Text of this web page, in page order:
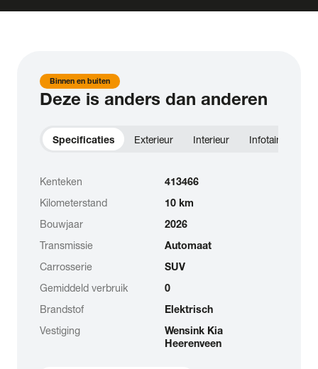
Binnen en buiten
Deze is anders dan anderen
Specificaties Exterieur Interieur Infotainment
Kenteken
413466
Kilometerstand
10 km
Bouwjaar
2026
Transmissie
Automaat
Carrosserie
SUV
Gemiddeld verbruik
0
Brandstof
Elektrisch
Vestiging
Wensink Kia
Heerenveen